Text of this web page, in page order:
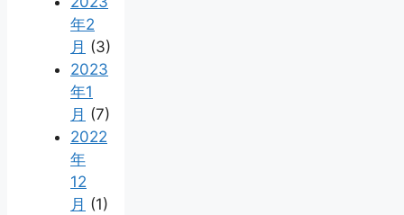
年2
月 (3)
2023
年1
月 (7)
2022
年
12
月 (1)